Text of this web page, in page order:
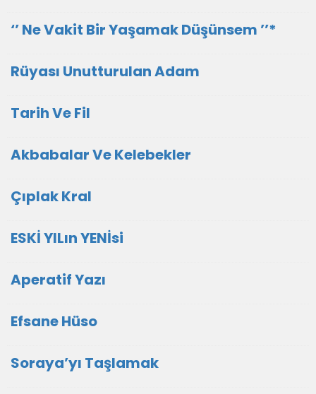
‘’ Ne Vakit Bir Yaşamak Düşünsem ’’*
Rüyası Unutturulan Adam
Tarih Ve Fil
Akbabalar Ve Kelebekler
Çıplak Kral
ESKİ YILın YENİsi
Aperatif Yazı
Efsane Hüso
Soraya’yı Taşlamak